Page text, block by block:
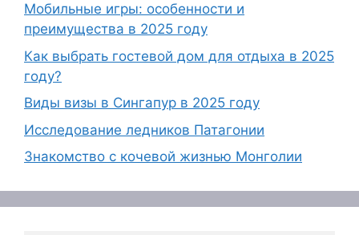
Мобильные игры: особенности и
преимущества в 2025 году
Как выбрать гостевой дом для отдыха в 2025
году?
Виды визы в Сингапур в 2025 году
Исследование ледников Патагонии
Знакомство с кочевой жизнью Монголии